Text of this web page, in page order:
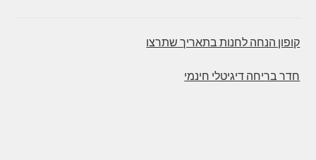
קופון הנחה לחנות בתאריך שתרצו
חדר בריחה דיגיטלי חינמי